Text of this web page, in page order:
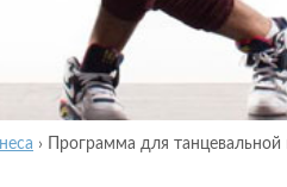
› Программа для